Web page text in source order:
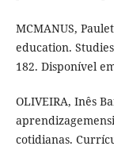
MCMANUS,
education.
182. Disponível
OLIVEIRA, Inês
cotidianas.